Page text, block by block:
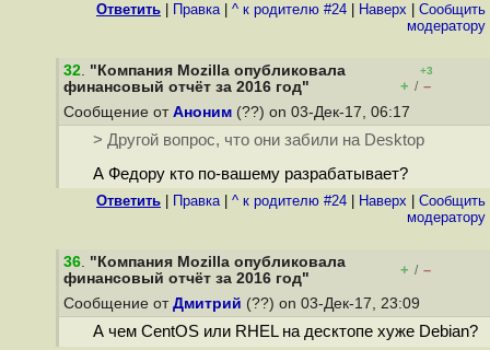
Ответить Правка| ^ к родителю #24 Наверх
Cообщить
модератору
32. "Компания Mozilla опубликовала
финансовый отчёт за 2016 год"
+3
+ / –
Сообщение от Аноним (??) on 03-Дек-17, 06:17
> Другой вопрос, что они забили на Desktop
А Федору кто по-вашему разрабатывает?
Ответить Правка| ^ к родителю #24 Наверх
Cообщить
модератору
36. "Компания Mozilla опубликовала
финансовый отчёт за 2016 год"
+ / –
Сообщение от Дмитрий (??) on 03-Дек-17, 23:09
А чем CentOS или RHEL на десктопе хуже Debian?